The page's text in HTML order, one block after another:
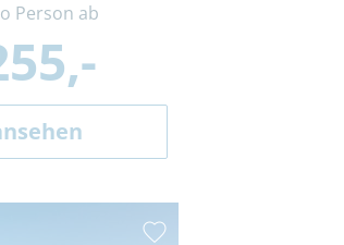
Person ab